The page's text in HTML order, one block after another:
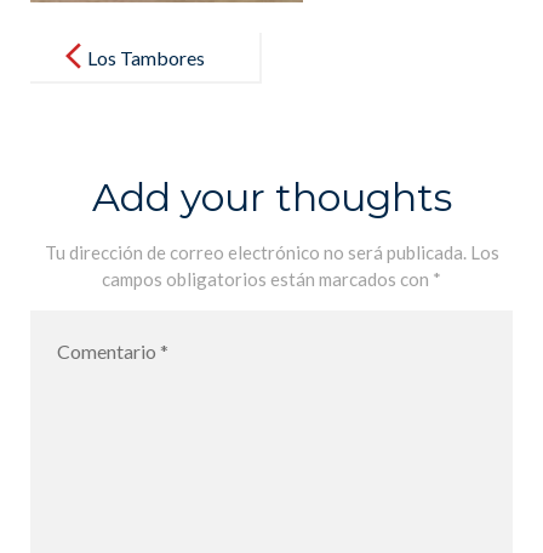
navigationLos Tambores
Add your thoughts
Tu dirección de correo electrónico no será publicada. Los
campos obligatorios están marcados con *